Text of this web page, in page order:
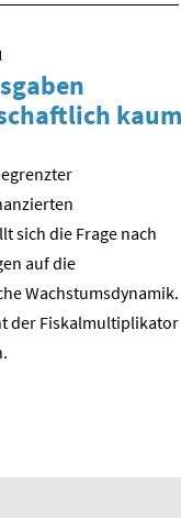
kaum
sich die Frage nach
auf die
Wachstumsdynamik.
der Fiskalmultiplikator